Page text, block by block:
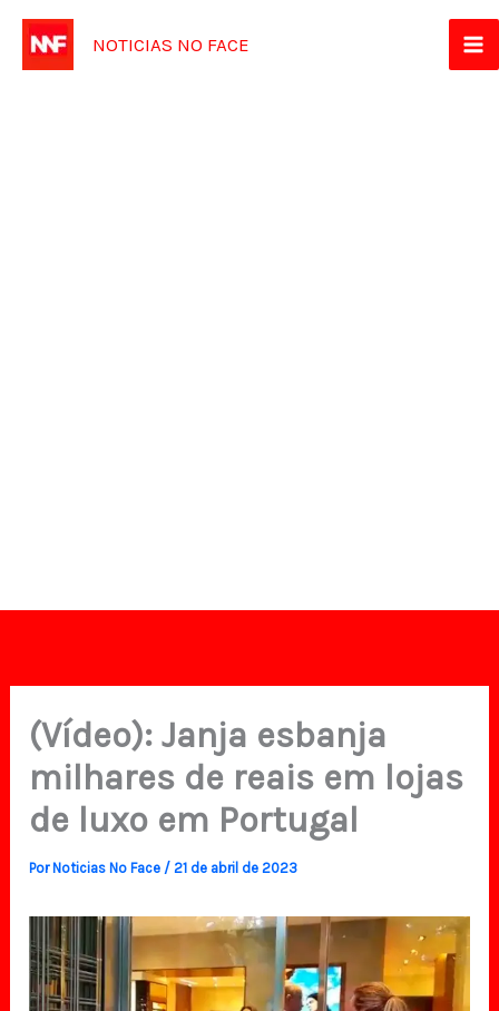
para
NOTICIAS NO FACE
(Vídeo): Janja esbanja
milhares de reais em lojas
de luxo em Portugal
PorNoticias No Face /21 de abril de 2023